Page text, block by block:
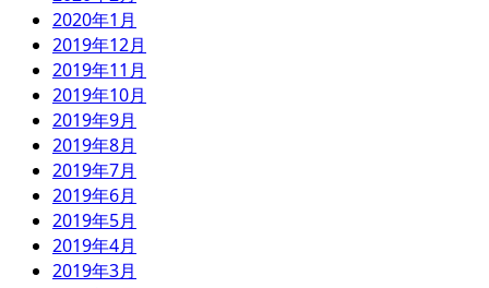
2020年1月
2019年12月
2019年11月
2019年10月
2019年9月
2019年8月
2019年7月
2019年6月
2019年5月
2019年4月
2019年3月